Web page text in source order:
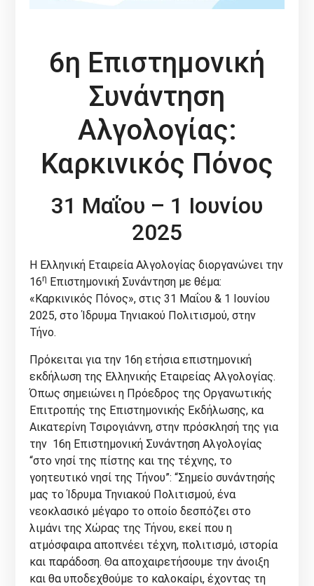
6η Επιστημονική
Συνάντηση
Αλγολογίας:
Καρκινικός Πόνος
31 Μαΐου – 1 Ιουνίου
2025
Η Ελληνική Εταιρεία Αλγολογίας διοργανώνει την
16η Επιστημονική Συνάντηση με θέμα:
«Καρκινικός Πόνος», στις 31 Μαΐου & 1 Ιουνίου
2025, στο Ίδρυμα Τηνιακού Πολιτισμού, στην
Τήνο.
Πρόκειται για την 16η ετήσια επιστημονική
εκδήλωση της Ελληνικής Εταιρείας Αλγολογίας.
Όπως σημειώνει η Πρόεδρος της Οργανωτικής
Επιτροπής της Επιστημονικής Εκδήλωσης, κα
Αικατερίνη Τσιρογιάννη, στην πρόσκλησή της για
την 16η Επιστημονική Συνάντηση Αλγολογίας
“στο νησί της πίστης και της τέχνης, το
γοητευτικό νησί της Τήνου”: “Σημείο συνάντησής
μας το Ίδρυμα Τηνιακού Πολιτισμού, ένα
νεοκλασικό μέγαρο το οποίο δεσπόζει στο
λιμάνι της Χώρας της Τήνου, εκεί που η
ατμόσφαιρα αποπνέει τέχνη, πολιτισμό, ιστορία
και παράδοση. Θα αποχαιρετήσουμε την άνοιξη
και θα υποδεχθούμε το καλοκαίρι, έχοντας τη